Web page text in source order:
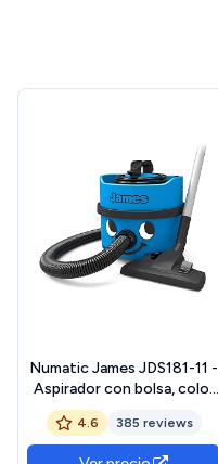
Numatic James JDS181-11 -
Aspirador con bolsa, color
azul verano
4.6 385 reviews